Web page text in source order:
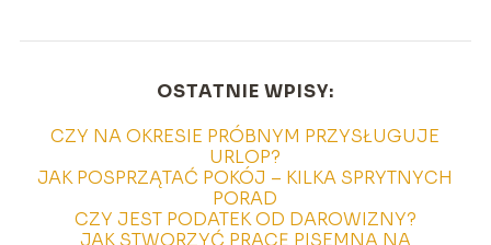
OSTATNIE WPISY:
CZY NA OKRESIE PRÓBNYM PRZYSŁUGUJE
URLOP?
JAK POSPRZĄTAĆ POKÓJ – KILKA SPRYTNYCH
PORAD
CZY JEST PODATEK OD DAROWIZNY?
JAK STWORZYĆ PRACĘ PISEMNĄ NA